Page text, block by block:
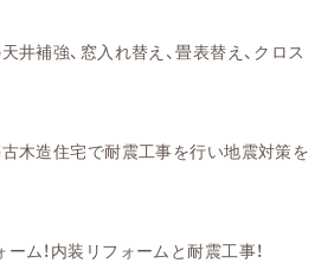
井補強、窓入れ替え、畳表替え、クロス
木造住宅で耐震工事を行い地震対策を
ム！内装リフォームと耐震工事！